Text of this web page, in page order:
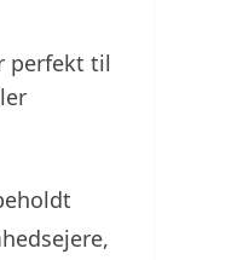
perfekt til